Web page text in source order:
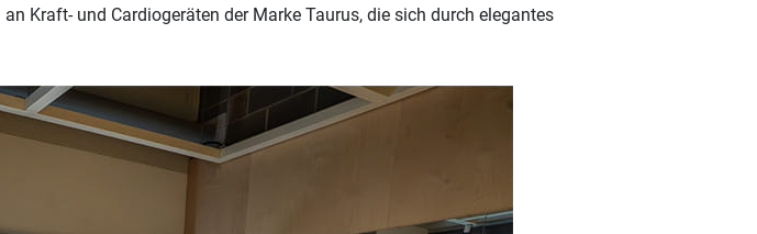
Kraft- und Cardiogeräten der Marke Taurus, die sich durch elegantes